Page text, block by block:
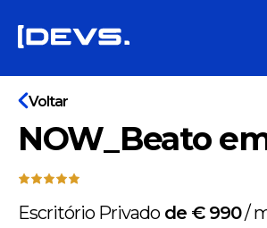
Voltar
NOW_Beato
Escritório Privadode € 990/